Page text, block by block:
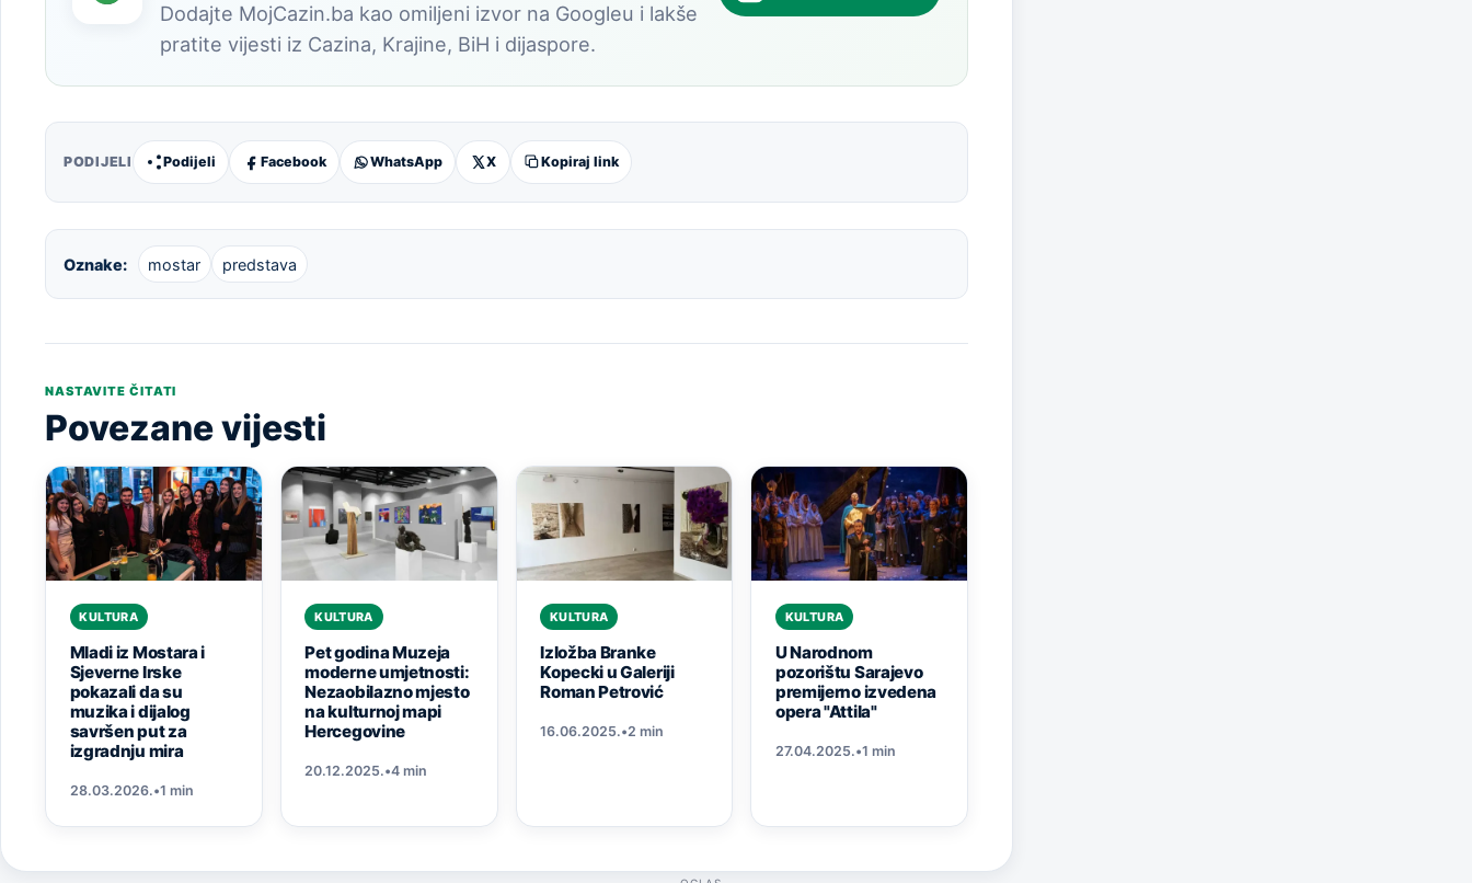
Dodajte MojCazin.ba kao omiljeni izvor na Googleu i lakše
pratite vijesti iz Cazina, Krajine, BiH i dijaspore.
PODIJELI Podijeli Facebook WhatsApp X Kopiraj link
Oznake: mostar predstava
NASTAVITE ČITATI
Povezane vijesti
KULTURA
Mladi iz Mostara i
Sjeverne Irske
pokazali da su
muzika i dijalog
savršen put za
izgradnju mira
28.03.2026.•1 min
KULTURA
Pet godina Muzeja
moderne umjetnosti:
Nezaobilazno mjesto
na kulturnoj mapi
Hercegovine
20.12.2025.•4 min
KULTURA
Izložba Branke
Kopecki u Galeriji
Roman Petrović
16.06.2025.•2 min
KULTURA
U Narodnom
pozorištu Sarajevo
premijerno izvedena
opera "Attila"
27.04.2025.•1 min